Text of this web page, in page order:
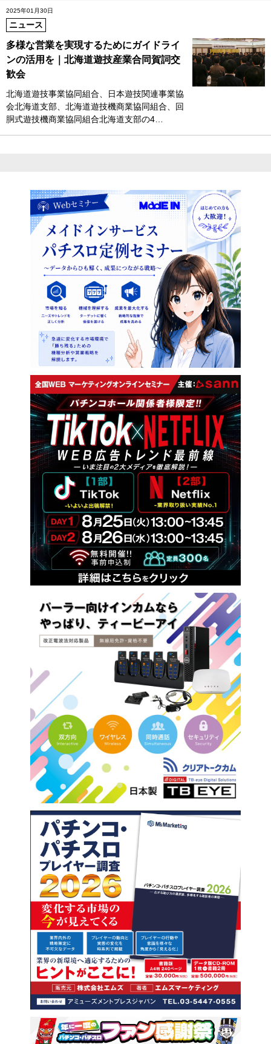
2025年01月30日
ニュース
多様な営業を実現するためにガイドライ
ンの活用を｜北海道遊技産業合同賀詞交
歓会
北海道遊技事業協同組合、日本遊技関連事業協
会北海道支部、北海道遊技機商業協同組合、回
胴式遊技機商業協同組合北海道支部の4…